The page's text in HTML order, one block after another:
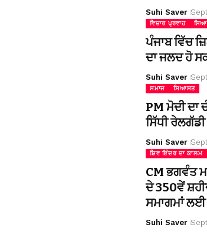
Suhi Saver
ਵਿਚਾਰ ਪ੍ਰਵਾਹ
ਪੰਜਾਬ ਵਿੱਚ
ਦਾ ਜਲਦ ਹੋ
Suhi Saver
ਸਮਾਜ ਸਿਆਸਤ
PM ਮੋਦੀ
ਸਿੱਧੀ
Suhi Saver
ਸ਼ਿਵ ਇੰਦਰ ਦਾ ਕਾਲਮ
CM ਭਗਵੰਤ
ਦੇ 350ਵੇਂ
ਸਮਾਗਮਾਂ ਲਈ
Suhi Saver